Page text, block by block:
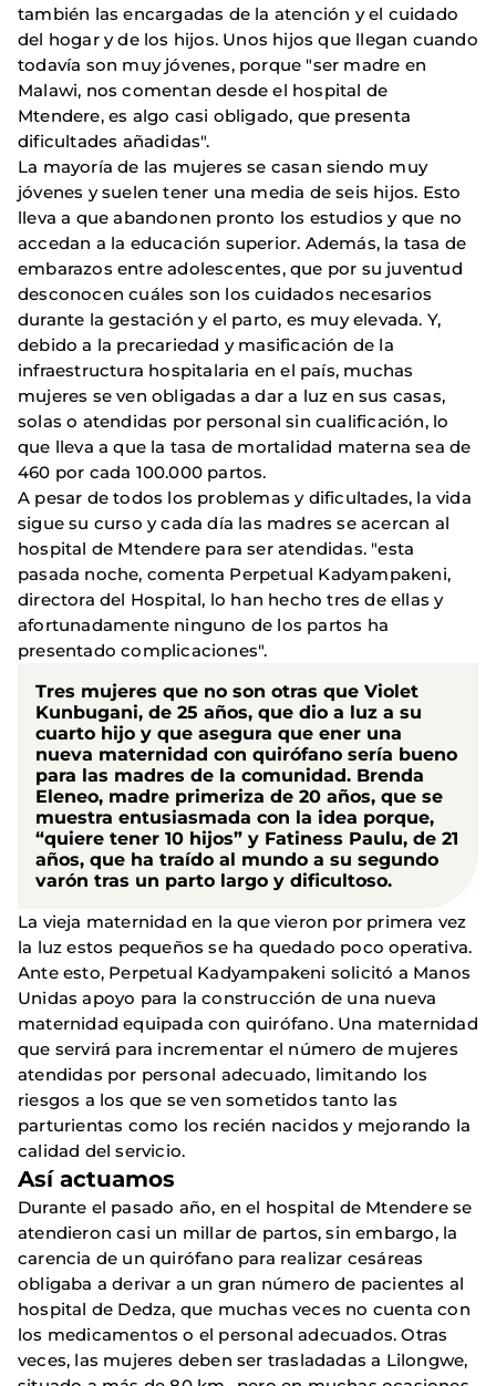
también las encargadas de la atención y el cuidado
del hogar y de los hijos. Unos hijos que llegan cuando
todavía son muy jóvenes, porque "ser madre en
Malawi, nos comentan desde el hospital de
Mtendere, es algo casi obligado, que presenta
dificultades añadidas".
La mayoría de las mujeres se casan siendo muy
jóvenes y suelen tener una media de seis hijos. Esto
lleva a que abandonen pronto los estudios y que no
accedan a la educación superior. Además, la tasa de
embarazos entre adolescentes, que por su juventud
desconocen cuáles son los cuidados necesarios
durante la gestación y el parto, es muy elevada. Y,
debido a la precariedad y masificación de la
infraestructura hospitalaria en el país, muchas
mujeres se ven obligadas a dar a luz en sus casas,
solas o atendidas por personal sin cualificación, lo
que lleva a que la tasa de mortalidad materna sea de
460 por cada 100.000 partos.
A pesar de todos los problemas y dificultades, la vida
sigue su curso y cada día las madres se acercan al
hospital de Mtendere para ser atendidas. "esta
pasada noche, comenta Perpetual Kadyampakeni,
directora del Hospital, lo han hecho tres de ellas y
afortunadamente ninguno de los partos ha
presentado complicaciones".
Tres mujeres que no son otras que Violet
Kunbugani, de 25 años, que dio a luz a su
cuarto hijo y que asegura que ener una
nueva maternidad con quirófano sería bueno
para las madres de la comunidad. Brenda
Eleneo, madre primeriza de 20 años, que se
muestra entusiasmada con la idea porque,
“quiere tener 10 hijos” y Fatiness Paulu, de 21
años, que ha traído al mundo a su segundo
varón tras un parto largo y dificultoso.
La vieja maternidad en la que vieron por primera vez
la luz estos pequeños se ha quedado poco operativa.
Ante esto, Perpetual Kadyampakeni solicitó a Manos
Unidas apoyo para la construcción de una nueva
maternidad equipada con quirófano. Una maternidad
que servirá para incrementar el número de mujeres
atendidas por personal adecuado, limitando los
riesgos a los que se ven sometidos tanto las
parturientas como los recién nacidos y mejorando la
calidad del servicio.
Así actuamos
Durante el pasado año, en el hospital de Mtendere se
atendieron casi un millar de partos, sin embargo, la
carencia de un quirófano para realizar cesáreas
obligaba a derivar a un gran número de pacientes al
hospital de Dedza, que muchas veces no cuenta con
los medicamentos o el personal adecuados. Otras
veces, las mujeres deben ser trasladadas a Lilongwe,